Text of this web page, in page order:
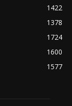
1422
1378
1724
1600
1577